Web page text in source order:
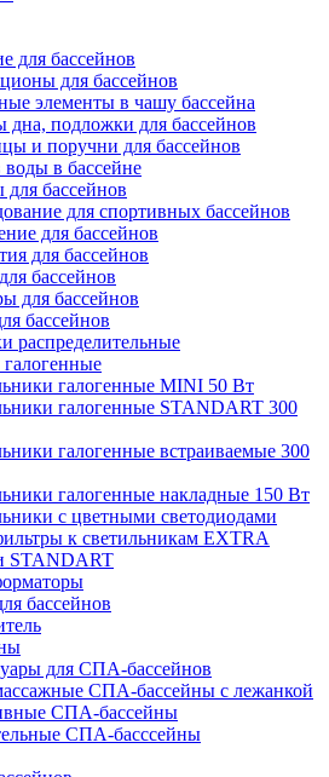
для бассейнов
для бассейнов
элементы в чашу бассейна
дна, подложки для бассейнов
и поручни для бассейнов
воды в бассейне
для бассейнов
для спортивных бассейнов
для бассейнов
для бассейнов
бассейнов
для бассейнов
бассейнов
распределительные
галогенные MINI 50 Вт
галогенные STANDART 300
галогенные встраиваемые 300
галогенные накладные 150 Вт
с цветными светодиодами
к светильникам EXTRA
STANDART
бассейнов
для СПА-бассейнов
СПА-бассейны с лежанкой
СПА-бассейны
СПА-басссейны